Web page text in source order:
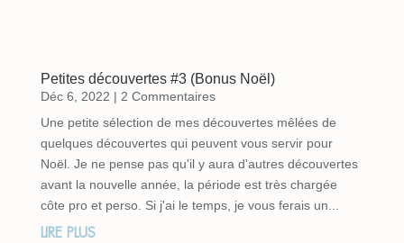
Petites découvertes #3 (Bonus Noël)
Déc 6, 2022 | 2 Commentaires
Une petite sélection de mes découvertes mêlées de
quelques découvertes qui peuvent vous servir pour
Noël. Je ne pense pas qu'il y aura d'autres découvertes
avant la nouvelle année, la période est très chargée
côte pro et perso. Si j'ai le temps, je vous ferais un...
LIRE PLUS